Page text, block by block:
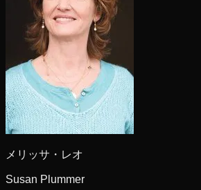
メリッサ・レオ
Susan Plummer